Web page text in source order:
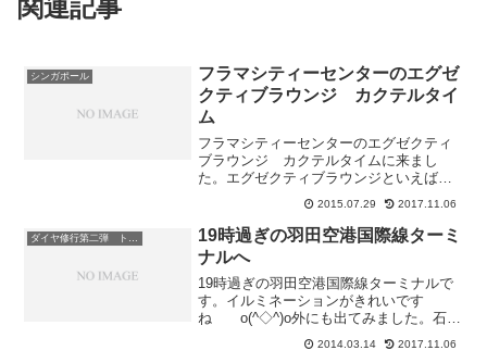
関連記事
シンガポール
フラマシティーセンターのエグゼ
クティブラウンジ カクテルタイ
ム
フラマシティーセンターのエグゼクティ
ブラウンジ カクテルタイムに来まし
た。エグゼクティブラウンジといえばア
ルコール類ですねビールは２種類でワイ
ン等が数本といった感じ席は半分ぐらい
埋まるかどうかって感じで空いていま
す。料理はシンガポール系のも...
2015.07.29 2017.11.06
ダイヤ修行第二弾 トリプルタッチ編
19時過ぎの羽田空港国際線ターミ
ナルへ
19時過ぎの羽田空港国際線ターミナルで
す。イルミネーションがきれいです
ね o(^◇^)o外にも出てみました。石垣
から来た人間としてはめっちゃ寒い!!凍え
そうあそこに見えるはB787 今日もあれ
2014.03.14 2017.11.06